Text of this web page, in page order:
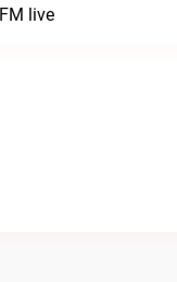
live